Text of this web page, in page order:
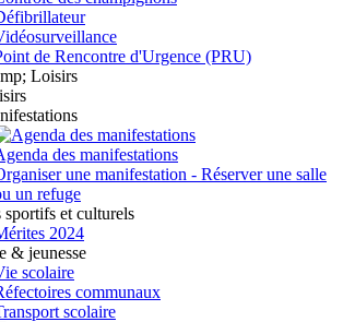
de Rencontre d'Urgence (PRU)
des manifestations
une manifestation - Réserver une salle
un refuge
sportifs et culturels
2024
& jeunesse
scolaire
communaux
scolaire